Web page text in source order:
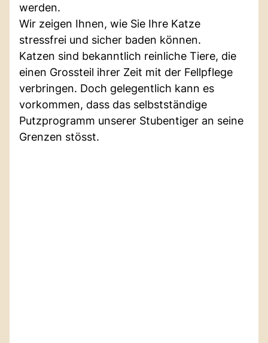
werden.
Wir zeigen Ihnen, wie Sie Ihre Katze
stressfrei und sicher baden können.
Katzen sind bekanntlich reinliche Tiere, die
einen Grossteil ihrer Zeit mit der Fellpflege
verbringen. Doch gelegentlich kann es
vorkommen, dass das selbstständige
Putzprogramm unserer Stubentiger an seine
Grenzen stösst.